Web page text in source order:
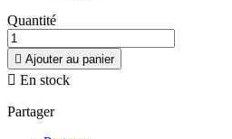
Quantité
 Ajouter au panier
 En stock
Partager